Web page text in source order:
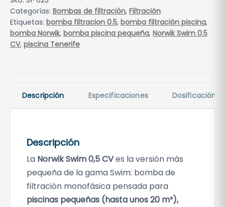
Categorías: Bombas de filtración, Filtración
Etiquetas: bomba filtracion 0.5, bomba filtración piscina,
bomba Norwik, bomba piscina pequeña, Norwik Swim 0.5
CV, piscina Tenerife
Descripción Especificaciones Dosificación
Descripción
La Norwik Swim 0,5 CVes la versión más
pequeña de la gama Swim: bomba de
filtración monofásica pensada para
piscinas pequeñas (hasta unos 20 m³),